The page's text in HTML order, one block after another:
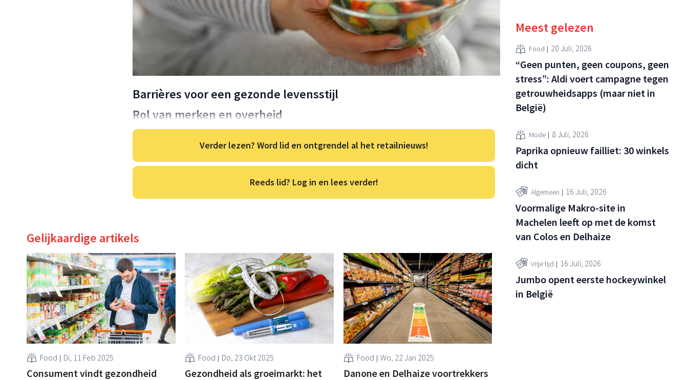
Barrières voor een gezonde levensstijl
Rol van merken en overheid
Verder lezen? Word lid en ontgrendel al het retailnieuws!
Reeds lid? Log in en lees verder!
Gelijkaardige artikels
Food Di, 11 Feb 2025
Consument vindt gezondheid
Food Do, 23 Okt 2025
Gezondheid als groeimarkt: het
Food Wo, 22 Jan 2025
Danone en Delhaize voortrekkers
Meest gelezen
Food 20 Juli, 2026
“Geen punten, geen coupons, geen
stress”: Aldi voert campagne tegen
getrouwheidsapps (maar niet in
België)
Mode 8 Juli, 2026
Paprika opnieuw failliet: 30 winkels
dicht
Algemeen 16 Juli, 2026
Voormalige Makro-site in
Machelen leeft op met de komst
van Colos en Delhaize
Vrije tijd 16 Juli, 2026
Jumbo opent eerste hockeywinkel
in België